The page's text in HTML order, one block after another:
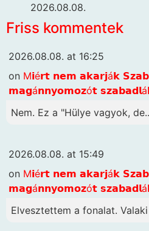
2026.08.08.
Friss kommentek
2026.08.08. at 16:25
on M𝗶é𝗿𝘁 𝗻𝗲𝗺 𝗮𝗸𝗮𝗿𝗷á𝗸
𝗺𝗮𝗴á𝗻𝗻𝘆𝗼𝗺𝗼𝘇ó𝘁
Nem. Ez a "Hülye vagyok,
2026.08.08. at 15:49
on M𝗶é𝗿𝘁 𝗻𝗲𝗺 𝗮𝗸𝗮𝗿𝗷á𝗸
𝗺𝗮𝗴á𝗻𝗻𝘆𝗼𝗺𝗼𝘇ó𝘁
Elvesztettem a fonalat.